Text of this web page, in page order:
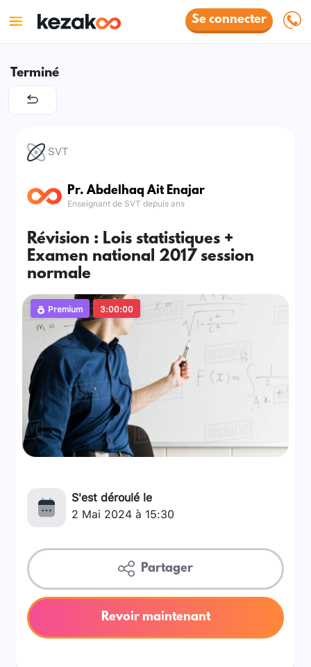
Se connecter
Terminé
SVT
Pr. Abdelhaq Ait Enajar
Enseignant de SVT depuis ans
Révision : Lois statistiques +
Examen national 2017 session
normale
Premium 3:00:00
S'est déroulé le
2 Mai 2024 à 15:30
Partager
Revoir maintenant